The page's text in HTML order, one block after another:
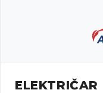
ELEKTRIČAR